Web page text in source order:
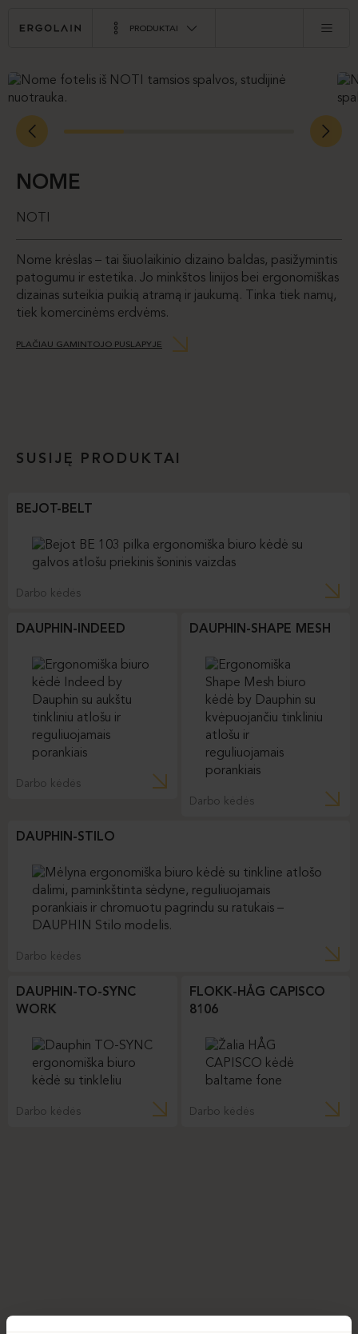
PRODUKTAI
NOME
NOTI
Nome krėslas – tai šiuolaikinio dizaino baldas, pasižymintis
patogumu ir estetika. Jo minkštos linijos bei ergonomiškas
dizainas suteikia puikią atramą ir jaukumą. Tinka tiek namų,
tiek komercinėms erdvėms.
PLAČIAU GAMINTOJO PUSLAPYJE
SUSIJĘ PRODUKTAI
BEJOT-BELT
Darbo kėdės
DAUPHIN-INDEED
Darbo kėdės
DAUPHIN-SHAPE MESH
Darbo kėdės
DAUPHIN-STILO
Darbo kėdės
DAUPHIN-TO-SYNC
WORK
Darbo kėdės
FLOKK-HÅG CAPISCO
8106
Darbo kėdės